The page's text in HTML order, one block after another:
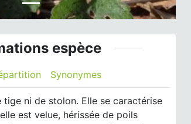
espèce
Synonymes
ni de stolon. Elle se caractérise
est velue, hérissée de poils